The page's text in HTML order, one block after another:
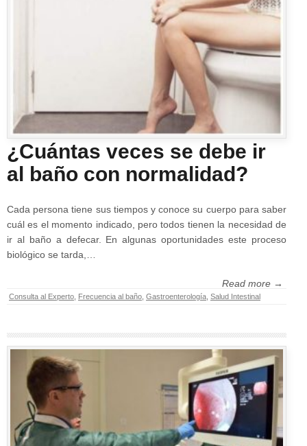
¿Cuántas veces se debe ir
al baño con normalidad?
Cada persona tiene sus tiempos y conoce su cuerpo para saber
cuál es el momento indicado, pero todos tienen la necesidad de
ir al baño a defecar. En algunas oportunidades este proceso
biológico se tarda,…
Read more →
Consulta al Experto Frecuencia al baño Gastroenterología Salud Intestinal